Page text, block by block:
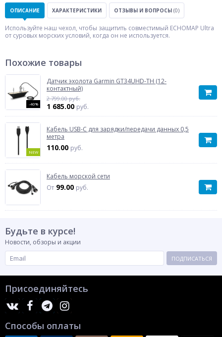
ОПИСАНИЕ ХАРАКТЕРИСТИКИ ОТЗЫВЫ И ВОПРОСЫ (0)
Используйте наш чехол, чтобы защитить совместимый ECHOMAP Ultra
от суровых морских условий, когда он не используется.
Похожие товары
-40%
Датчик эхолота Garmin GT34UHD-TH (12-
контактный)
2 799.00 руб.
1 685.00 руб.
NEW
Кабель USB-C для зарядки/передачи данных 0,5
метра
110.00 руб.
Кабель морской сети
От 99.00 руб.
Будьте в курсе!
Новости, обзоры и акции
ПОДПИСАТЬСЯ
Присоединяйтесь
Способы оплаты